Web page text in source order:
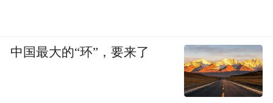
中国最大的“环”，要来了